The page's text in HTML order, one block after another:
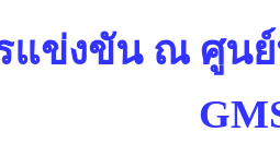
แข่งขัน ณ ศูน